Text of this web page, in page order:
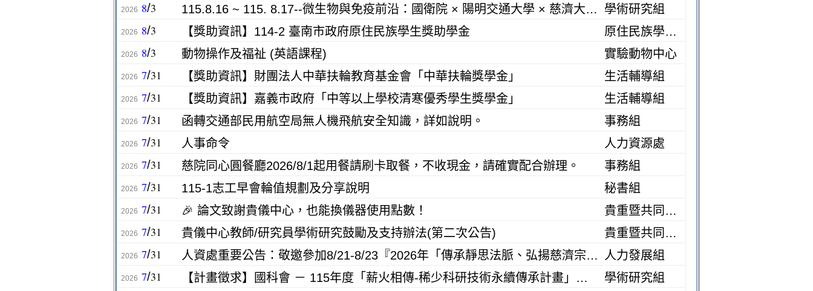
2026 8/3 115.8.16 ~ 115. 8.17--微生物與免疫前沿：國衛院 × 陽明交通大學 × 慈濟大學 三方聯合研討會 學術研究組
2026 8/3 【獎助資訊】114-2 臺南市政府原住民族學生獎助學金 原住民族學生資源中心
2026 8/3 動物操作及福祉 (英語課程) 實驗動物中心
2026 7/31 【獎助資訊】財團法人中華扶輪教育基金會「中華扶輪獎學金」 生活輔導組
2026 7/31 【獎助資訊】嘉義市政府「中等以上學校清寒優秀學生獎學金」 生活輔導組
2026 7/31 函轉交通部民用航空局無人機飛航安全知識，詳如說明。 事務組
2026 7/31 人事命令 人力資源處
2026 7/31 慈院同心圓餐廳2026/8/1起用餐請刷卡取餐，不收現金，請確實配合辦理。 事務組
2026 7/31 115-1志工早會輪值規劃及分享說明 秘書組
2026 7/31 🎉 論文致謝貴儀中心，也能換儀器使用點數！ 貴重暨共同儀器中心
2026 7/31 貴儀中心教師/研究員學術研究鼓勵及支持辦法(第二次公告) 貴重暨共同儀器中心
2026 7/31 人資處重要公告：敬邀參加8/21-8/23『2026年「傳承靜思法脈、弘揚慈濟宗門」志業體同仁精進共修』 人力發展組
2026 7/31 【計畫徵求】國科會 － 115年度「薪火相傳-稀少科研技術永續傳承計畫」試辦方案 學術研究組